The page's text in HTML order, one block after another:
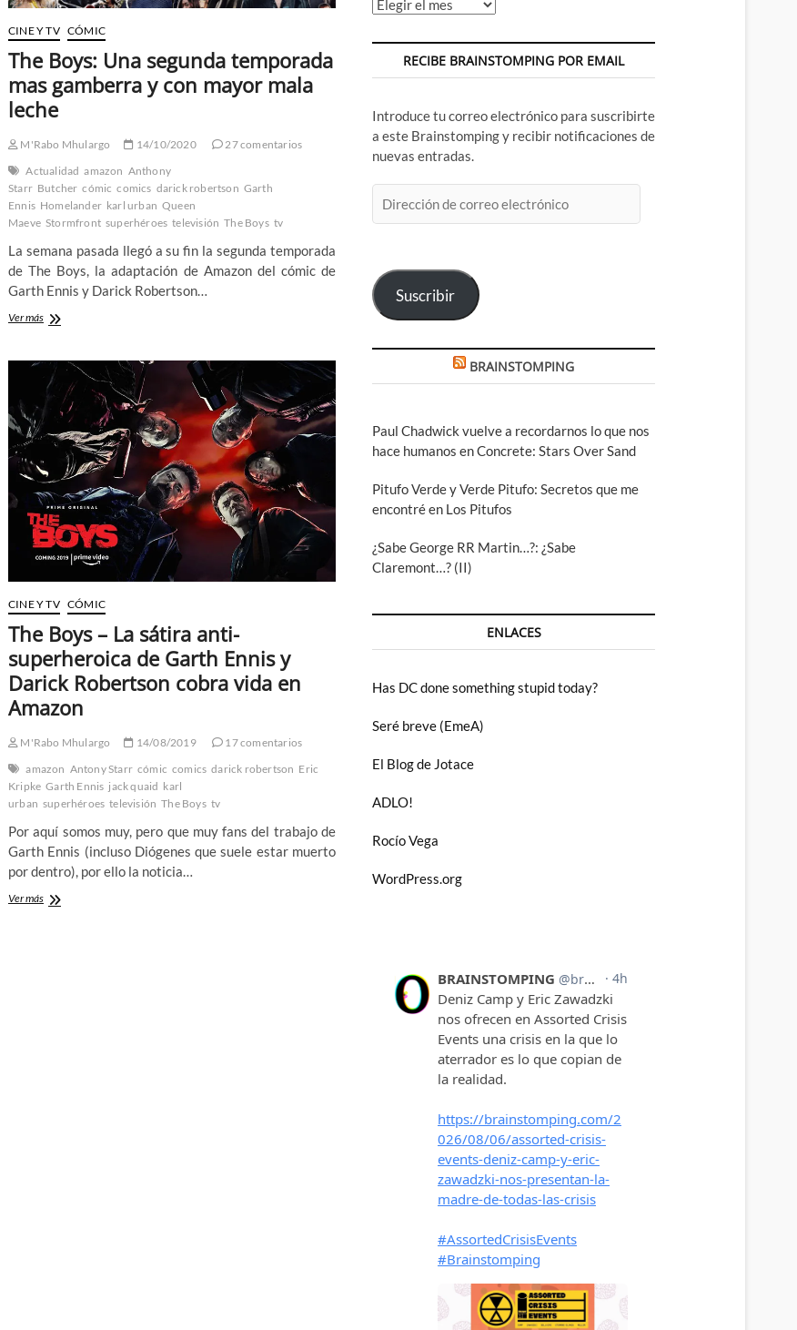
CINE Y TV CÓMIC
The Boys: Una segunda temporada
mas gamberra y con mayor mala
leche
M'Rabo Mhulargo 14/10/2020
27 comentarios
Actualidad amazon Anthony
Starr Butcher cómic comics darick robertson Garth
Ennis Homelander karl urban Queen
Maeve Stormfront superhéroes televisión The Boys tv
La semana pasada llegó a su fin la segunda temporada
de The Boys, la adaptación de Amazon del cómic de
Garth Ennis y Darick Robertson…
Ver másThe
segunda
temporada
gamberra
y
con
mayor
mala
leche
CINE Y TV CÓMIC
The Boys – La sátira anti-
superheroica de Garth Ennis y
Darick Robertson cobra vida en
Amazon
M'Rabo Mhulargo 14/08/2019
17 comentarios
amazon Antony Starr cómic comics darick robertson Eric
Kripke Garth Ennis jack quaid karl
urban superhéroes televisión The Boys tv
Por aquí somos muy, pero que muy fans del trabajo de
Garth Ennis (incluso Diógenes que suele estar muerto
por dentro), por ello la noticia…
Ver másThe
Archivos
RECIBE BRAINSTOMPING POR EMAIL
Introduce tu correo electrónico para suscribirte
a este Brainstomping y recibir notificaciones de
nuevas entradas.
de
Suscribir
BRAINSTOMPING
Paul Chadwick vuelve a recordarnos lo que nos
hace humanos en Concrete: Stars Over Sand
Pitufo Verde y Verde Pitufo: Secretos que me
encontré en Los Pitufos
¿Sabe George RR Martin…?: ¿Sabe
Claremont…? (II)
ENLACES
Has DC done something stupid today?
Seré breve (EmeA)
El Blog de Jotace
ADLO!
Rocío Vega
WordPress.org